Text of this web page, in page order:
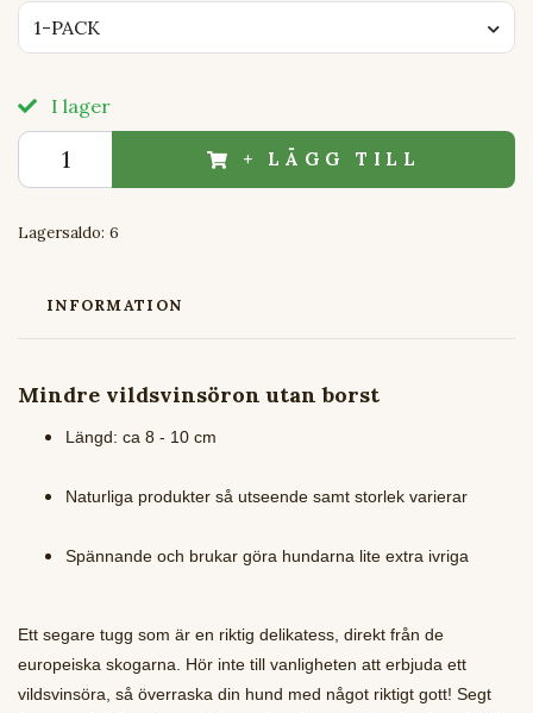
1-PACK
I lager
+ LÄGG TILL
Lagersaldo: 6
INFORMATION
Mindre vildsvinsöron utan borst
Längd: ca 8 - 10 cm
Naturliga produkter så utseende samt storlek varierar
Spännande och brukar göra hundarna lite extra ivriga
Ett segare tugg som är en riktig delikatess, direkt från de
europeiska skogarna. Hör inte till vanligheten att erbjuda ett
vildsvinsöra, så överraska din hund med något riktigt gott! Segt